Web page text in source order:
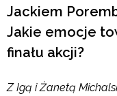
Jackiem
Jakie emocje
finału akcji?
Z Igą i Żanetą